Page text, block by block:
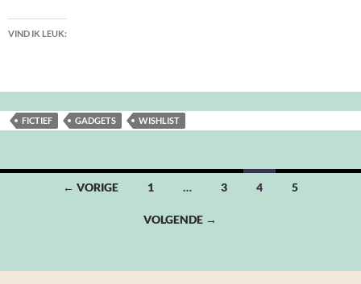
VIND IK LEUK:
FICTIEF GADGETS WISHLIST
Berichten← VORIGE 1 … 3 4 5
VOLGENDE →